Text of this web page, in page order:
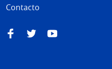
Contacto
FacebookTwitterYouTube